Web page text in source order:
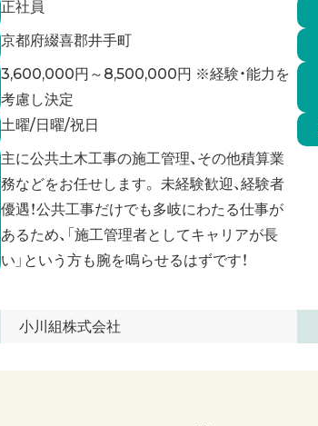
正社員
京都府綴喜郡井手町
3,600,000円～8,500,000円 ※経験・能力を
考慮し決定
土曜/日曜/祝日
主に公共土木工事の施工管理、その他積算業
務などをお任せします。 未経験歓迎、経験者
優遇！公共工事だけでも多岐にわたる仕事が
あるため、「施工管理者としてキャリアが長
い」という方も腕を鳴らせるはずです！
小川組株式会社